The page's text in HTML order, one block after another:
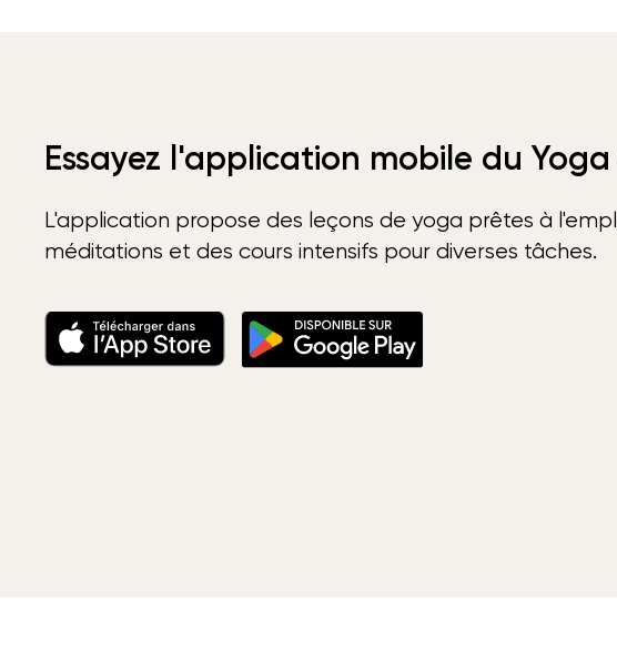
Essayez l'application mobile du
L'application propose des leçons de yoga prêtes à
méditations et des cours intensifs pour diverses tâches.